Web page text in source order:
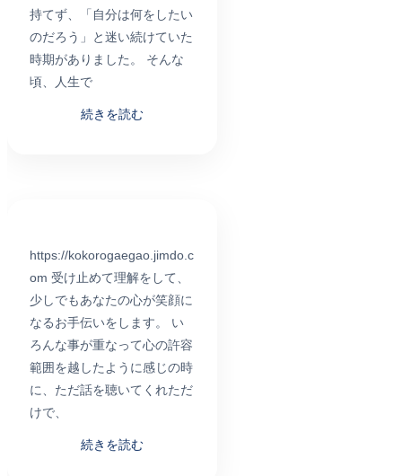
持てず、「自分は何をしたい
のだろう」と迷い続けていた
時期がありました。 そんな
頃、人生で
続きを読む
https://kokorogaegao.jimdo.c
om 受け止めて理解をして、
少しでもあなたの心が笑顔に
なるお手伝いをします。 い
ろんな事が重なって心の許容
範囲を越したように感じの時
に、ただ話を聴いてくれただ
けで、
続きを読む